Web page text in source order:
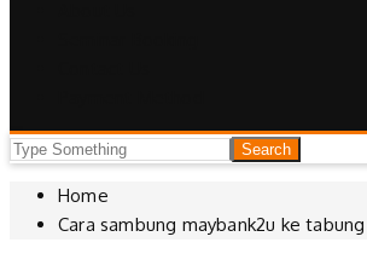
Home
Cara sambung maybank2u ke tabung